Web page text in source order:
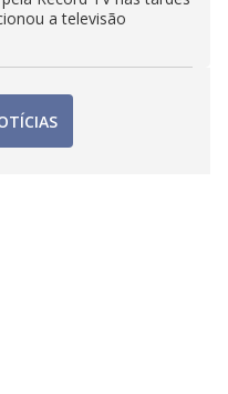
a televisão